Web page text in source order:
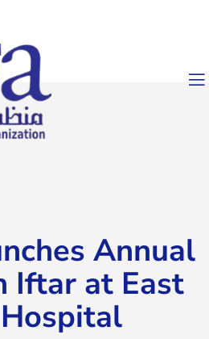
Annual
Iftar at East